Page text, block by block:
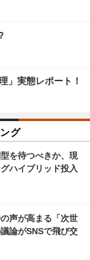
」実態レポート！
グ
を待つべきか、現
ハイブリッド投入
声が高まる「次世
論がSNSで飛び交